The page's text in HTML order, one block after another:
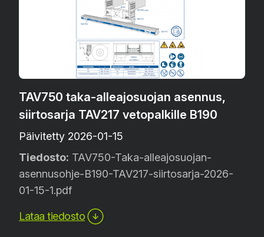
TAV750 taka-alleajosuojan asennus,
siirtosarja TAV217 vetopalkille B190
Päivitetty 2026-01-15
Tiedosto: TAV750-Taka-alleajosuojan-
asennusohje-B190-TAV217-siirtosarja-2026-
01-15-1.pdf
Lataa tiedosto